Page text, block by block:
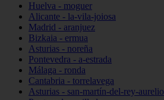
Huelva - moguer
Alicante - la-vila-joiosa
Madrid - aranjuez
Bizkaia - ermua
Asturias - noreña
Pontevedra - a-estrada
Málaga - ronda
Cantabria - torrelavega
Asturias - san-martín-del-rey-aurelio